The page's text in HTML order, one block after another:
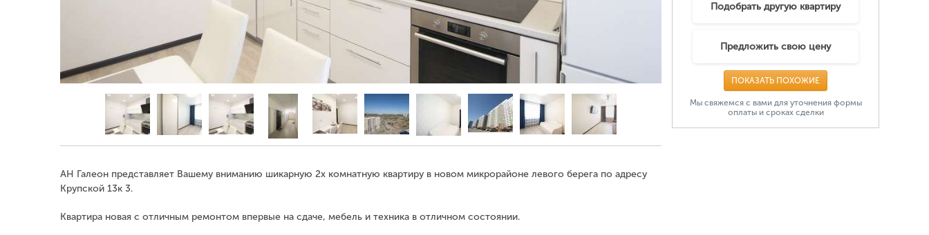
АН Галеон представляет Вашему вниманию шикарную 2х комнатную квартиру в новом микрорайоне левого берега по адресу
Крупской 13к 3.
Квартира новая с отличным ремонтом впервые на сдаче, мебель и техника в отличном состоянии.
Подобрать другую квартиру
Предложить свою цену
ПОКАЗАТЬ ПОХОЖИЕ
Мы свяжемся с вами для уточнения формы
оплаты и сроках сделки